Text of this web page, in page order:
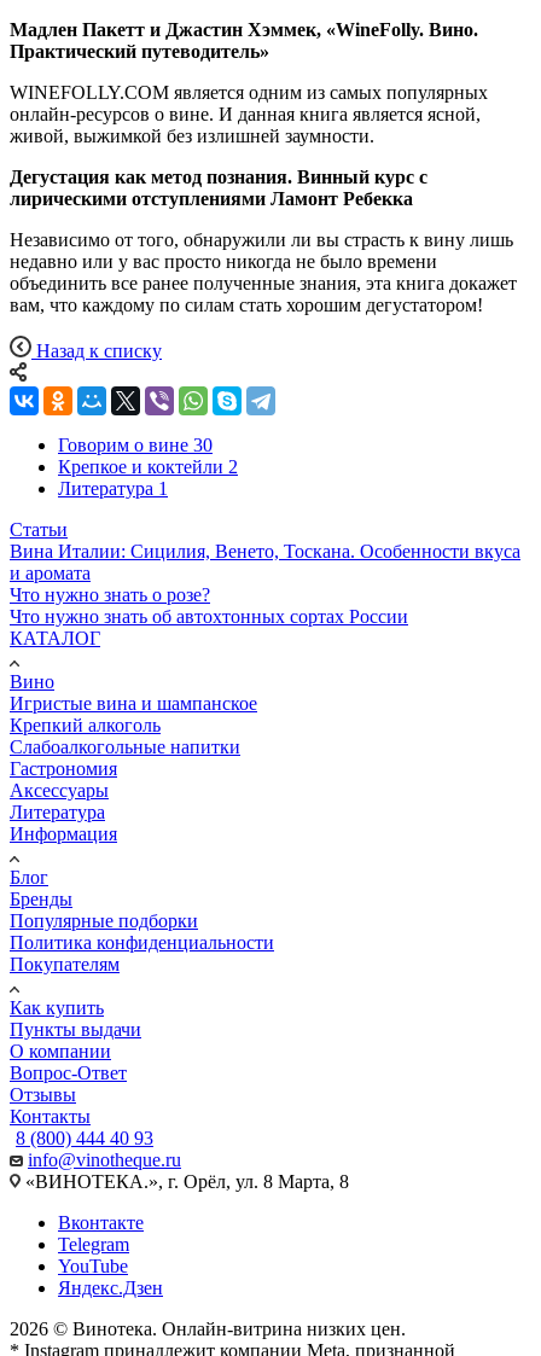
Мадлен Пакетт и Джастин Хэммек, «WineFolly. Вино.
Практический путеводитель»
WINEFOLLY.COM является одним из самых популярных
онлайн-ресурсов о вине. И данная книга является ясной,
живой, выжимкой без излишней заумности.
Дегустация как метод познания. Винный курс с
лирическими отступлениями Ламонт Ребекка
Независимо от того, обнаружили ли вы страсть к вину лишь
недавно или у вас просто никогда не было времени
объединить все ранее полученные знания, эта книга докажет
вам, что каждому по силам стать хорошим дегустатором!
Назад к списку
Говорим о вине 30
Крепкое и коктейли 2
Литература 1
Статьи
Вина Италии: Сицилия, Венето, Тоскана. Особенности вкуса
и аромата
Что нужно знать о розе?
Что нужно знать об автохтонных сортах России
КАТАЛОГ
Вино
Игристые вина и шампанское
Крепкий алкоголь
Слабоалкогольные напитки
Гастрономия
Аксессуары
Литература
Информация
Блог
Бренды
Популярные подборки
Политика конфиденциальности
Покупателям
Как купить
Пункты выдачи
О компании
Вопрос-Ответ
Отзывы
Контакты
8 (800) 444 40 93
info@vinotheque.ru
«ВИНОТЕКА.», г. Орёл, ул. 8 Марта, 8
Вконтакте
Telegram
YouTube
Яндекс.Дзен
2026 © Винотека. Онлайн-витрина низких цен.
* Instagram принадлежит компании Meta, признанной